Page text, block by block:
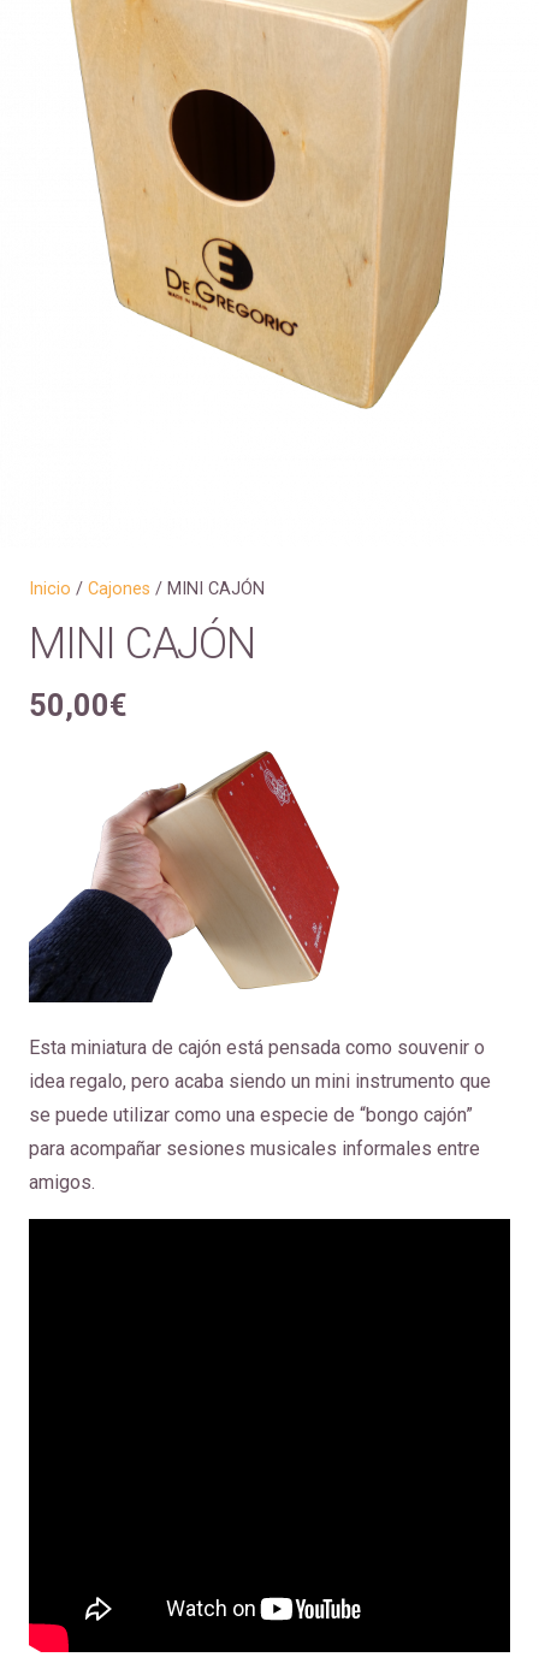
Inicio / Cajones / MINI CAJÓN
MINI CAJÓN
50,00€
Esta miniatura de cajón está pensada como souvenir o
idea regalo, pero acaba siendo un mini instrumento que
se puede utilizar como una especie de “bongo cajón”
para acompañar sesiones musicales informales entre
amigos.